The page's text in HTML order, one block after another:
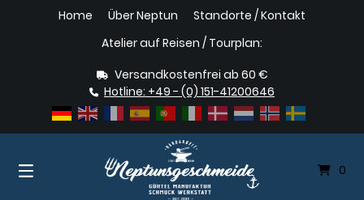
Home Über Neptun
Standorte / Kontakt
Atelier auf Reisen / Tourplan:
Versandkostenfrei ab 60 €
Hotline: +49 - (0) 151-41200646
0